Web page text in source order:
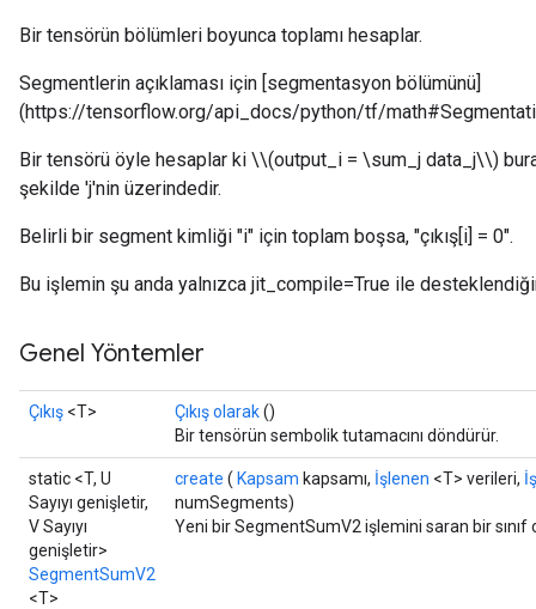
Bir tensörün bölümleri boyunca toplamı hesaplar.
Segmentlerin açıklaması için [segmentasyon bölümünü]
(https://tensorflow.org/api_docs/python/tf/
Bir tensörü öyle hesaplar ki \\(output_i = \sum_j data_j\\)
şekilde 'j'nin üzerindedir.
Belirli bir segment kimliği "i" için toplam boşsa, "çıkış[i] = 0".
Bu işlemin şu anda yalnızca jit_compile=True ile
Genel Yöntemler
Çıkış <T> Çıkış olarak()
Bir tensörün sembolik tutamacını döndürür.
static <T, U
Sayıyı genişletir,
V Sayıyı
genişletir>
SegmentSumV2
<T>
create ( Kapsam kapsamı, İşlenen <T> verileri,
numSegments)
Yeni bir SegmentSumV2 işlemini saran bir